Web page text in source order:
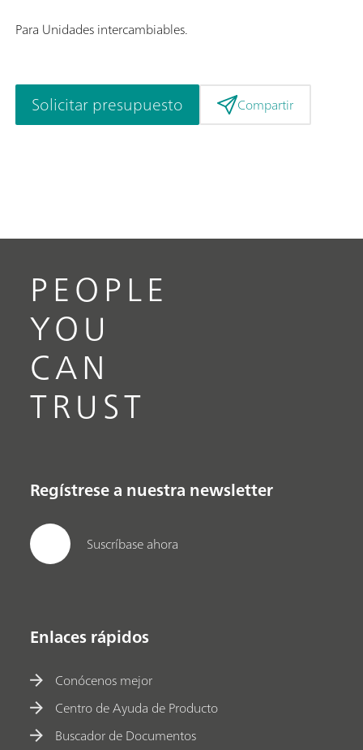
Para Unidades intercambiables.
Solicitar presupuesto Compartir
PEOPLE
YOU
CAN
TRUST
Regístrese a nuestra newsletter
Suscríbase ahora
Enlaces rápidos
Conócenos mejor
Centro de Ayuda de Producto
Buscador de Documentos